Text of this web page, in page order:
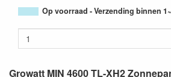
Op voorraad - Verzending binnen
Growatt MIN 4600 TL-XH2